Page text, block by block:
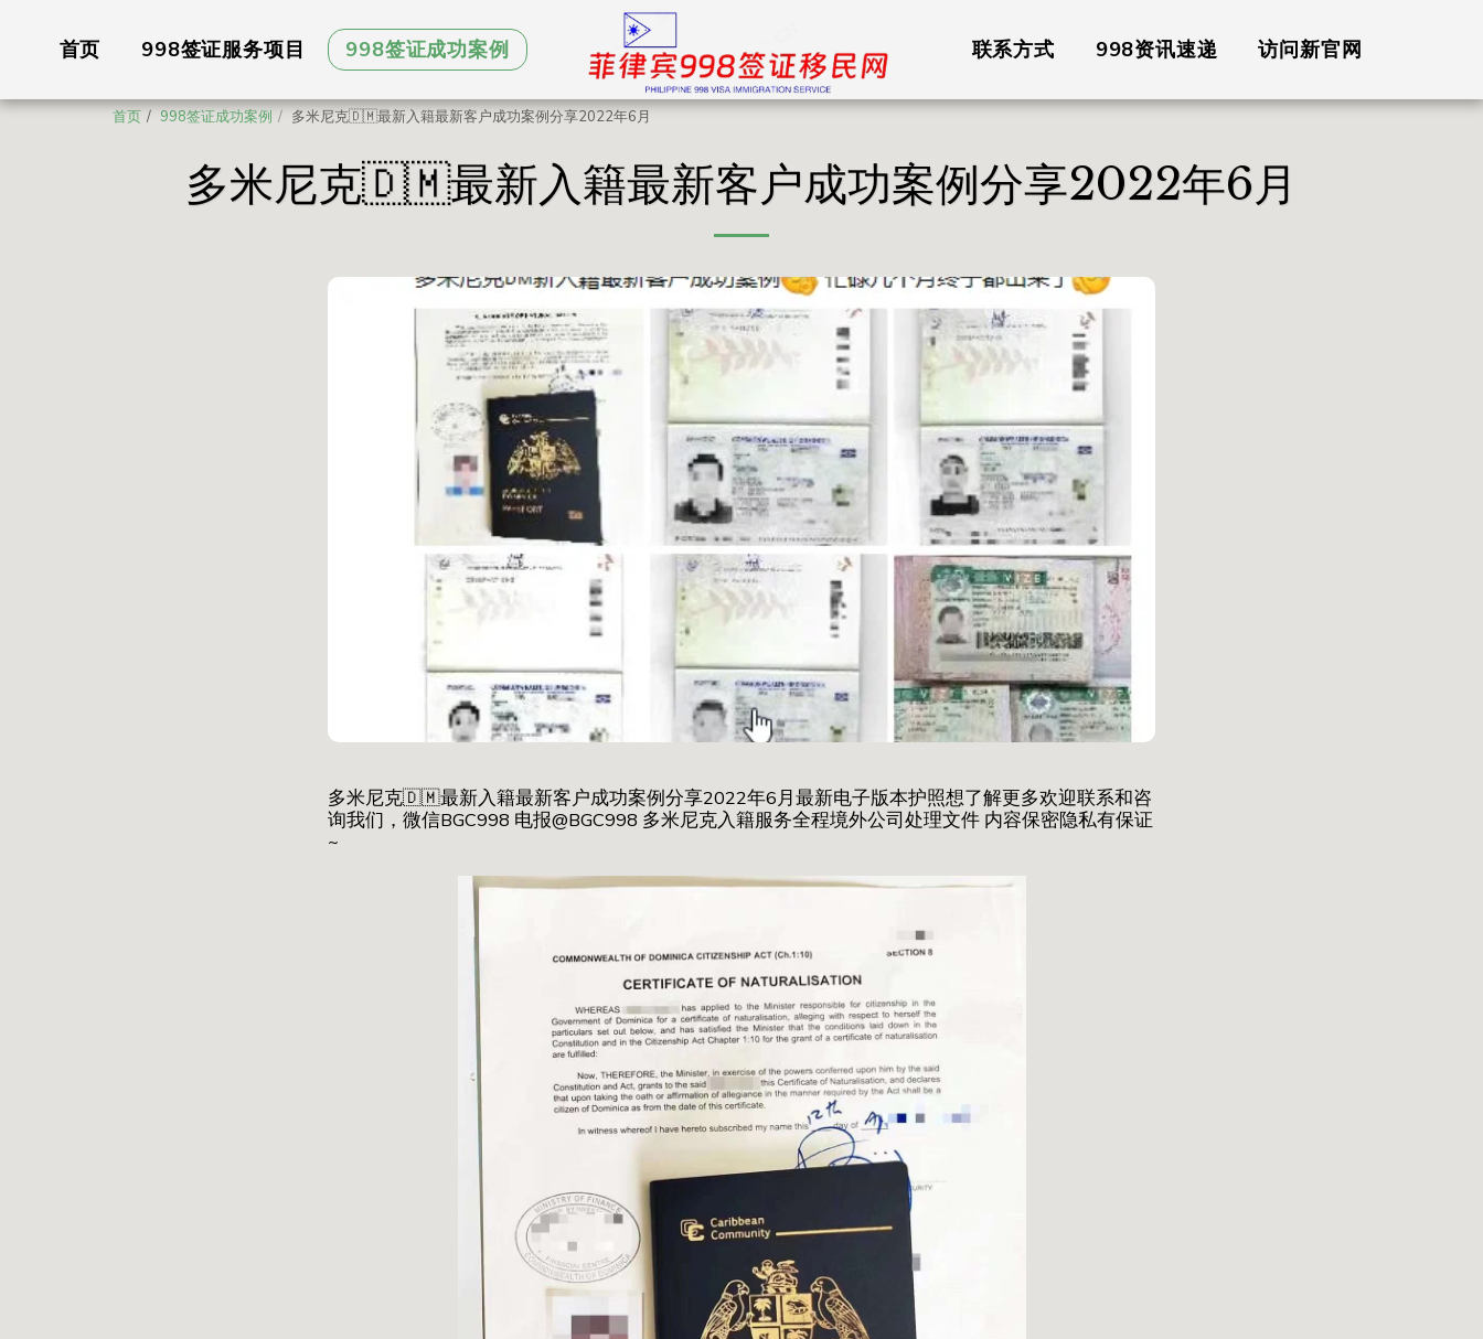
首页 998签证服务项目 998签证成功案例 联系方式 998资讯速递 访问新官网
首页 998签证成功案例 多米尼克🇩🇲最新入籍最新客户成功案例分享2022年6月
多米尼克🇩🇲最新入籍最新客户成功案例分享2022年6月
多米尼克🇩🇲最新入籍最新客户成功案例分享2022年6月最新电子版本护照想了解更多欢迎联系和咨
询我们，微信BGC998 电报@BGC998 多米尼克入籍服务全程境外公司处理文件 内容保密隐私有保证
~